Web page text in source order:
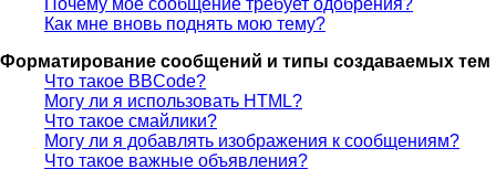
Как мне вновь поднять мою тему?
Форматирование сообщений и типы создаваемых тем
Что такое BBCode?
Могу ли я использовать HTML?
Что такое смайлики?
Могу ли я добавлять изображения к сообщениям?
Что такое важные объявления?